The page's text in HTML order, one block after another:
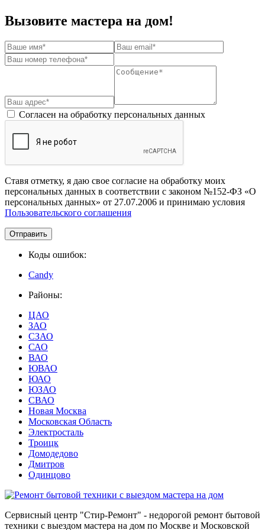
Вызовите мастера на дом!
Согласен на обработку персональных данных
Ставя отметку, я даю свое согласие на обработку моих
персональных данных в соответствии с законом №152-ФЗ «О
персональных данных» от 27.07.2006 и принимаю условия
Пользовательского соглашения
Отправить
Коды ошибок:
Candy
Районы:
ЦАО
ЗАО
СЗАО
САО
ВАО
ЮВАО
ЮАО
ЮЗАО
СВАО
Новая Москва
Московская Область
Электросталь
Троицк
Домодедово
Дмитров
Одинцово
Сервисный центр "Стир-Ремонт" - недорогой ремонт бытовой
техники с выездом мастера на дом по Москве и Московской